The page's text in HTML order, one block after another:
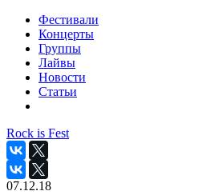
Фестивали
Концерты
Группы
Лайвы
Новости
Статьи
Rock is Fest
07.12.18